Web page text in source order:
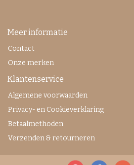
Meer informatie
Contact
Onze merken
Klantenservice
Algemene voorwaarden
Privacy- en Cookieverklaring
Betaalmethoden
Verzenden & retourneren